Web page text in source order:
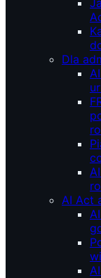
Dla
AI Act